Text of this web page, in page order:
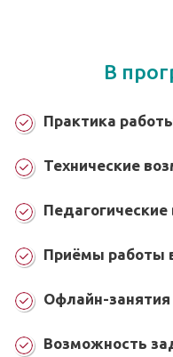
В
Практика
Технические
Приёмы работы
Офлайн-занятия
Возможность